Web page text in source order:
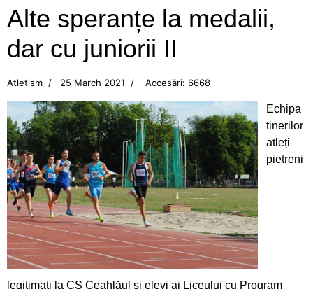
Campionatul Balcanic de juniori, Edirne (Turcia)
Flotila pietreană a adus aurul, acasă, din Turcia!
CS Ceahlăul, din nou pe podium
Aur pentru canotoarele Ceahlăului la
Campionatul Mondial din Canada
Mândri să reprezentăm Ceahlăul!
Bianca Drăghici vâslește în Italia
Cupa României la canotaj
Alte speranțe la medalii,
dar cu juniorii II
Atletism 25 March 2021 Accesări: 6668
Echipa
tinerilor
atleți
pietreni
legitimați la CS Ceahlăul și elevi ai Liceului cu Program